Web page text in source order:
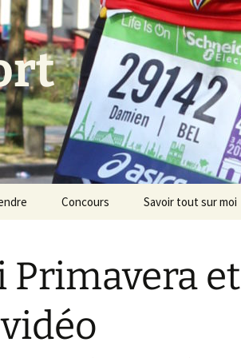
Concours Savoir tout sur moi
Primavera et